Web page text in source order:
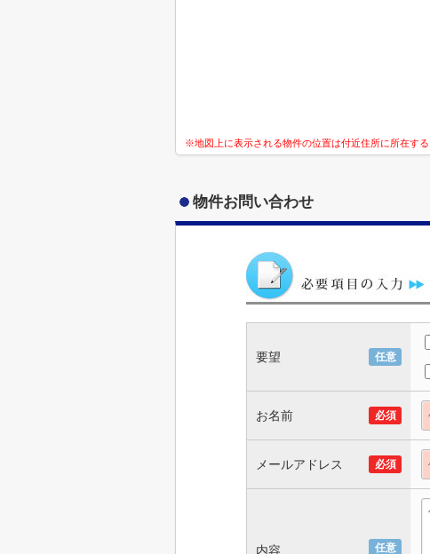
※地図上に表示される物件の位置は付近住所に所在す
物件お問い合わせ
要望 任意
お名前 必須
メールアドレス 必須
内容 任意